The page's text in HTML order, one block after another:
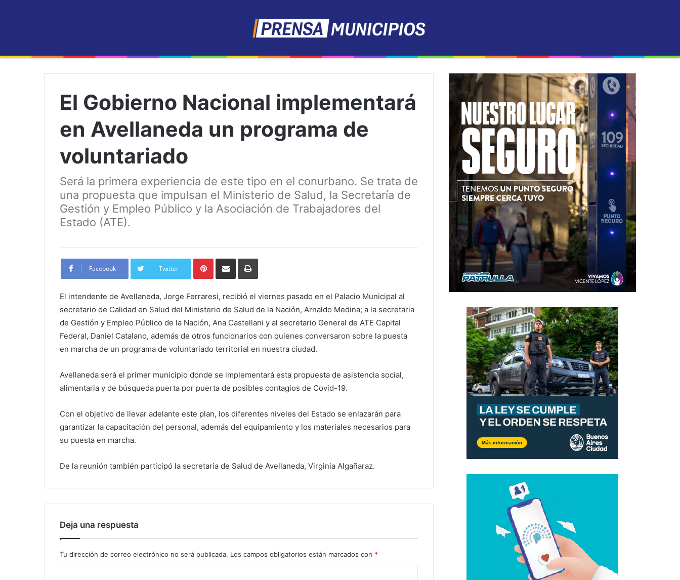
El Gobierno Nacional implementará
en Avellaneda un programa de
voluntariado
Será la primera experiencia de este tipo en el conurbano. Se trata de
una propuesta que impulsan el Ministerio de Salud, la Secretaría de
Gestión y Empleo Público y la Asociación de Trabajadores del
Estado (ATE).
Facebook Twitter
PinterestShare
Email
Print
El intendente de Avellaneda, Jorge Ferraresi, recibió el viernes pasado en el Palacio Municipal al
secretario de Calidad en Salud del Ministerio de Salud de la Nación, Arnaldo Medina; a la secretaria
de Gestión y Empleo Público de la Nación, Ana Castellani y al secretario General de ATE Capital
Federal, Daniel Catalano, además de otros funcionarios con quienes conversaron sobre la puesta
en marcha de un programa de voluntariado territorial en nuestra ciudad.
Avellaneda será el primer municipio donde se implementará esta propuesta de asistencia social,
alimentaria y de búsqueda puerta por puerta de posibles contagios de Covid-19.
Con el objetivo de llevar adelante este plan, los diferentes niveles del Estado se enlazarán para
garantizar la capacitación del personal, además del equipamiento y los materiales necesarios para
su puesta en marcha.
De la reunión también participó la secretaria de Salud de Avellaneda, Virginia Algañaraz.
Deja una respuesta
Tu dirección de correo electrónico no será publicada. Los campos obligatorios están marcados con *